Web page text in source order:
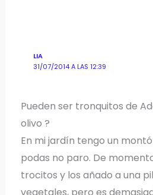
LIA
31/07/2014 A LAS 12:39
Pueden ser tronquitos de
olivo ?
En mi jardín tengo un
podas no paro. De
trocitos y los añado a una
vegetales, pero es